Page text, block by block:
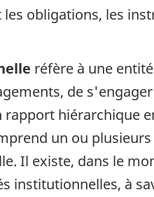
obligations, les
réfère à une
de
rapport hiérarchique
un ou
Il existe, dans le
institutionnelles, à